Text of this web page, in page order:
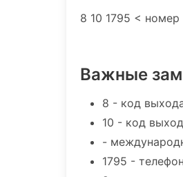
8 10 1795 < номер
Важные
8 - код
10 - код
-
1795 -